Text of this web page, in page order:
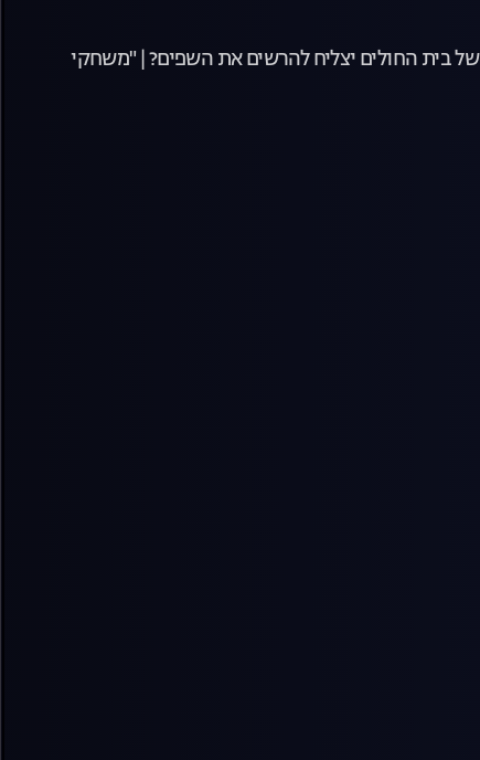
בית החולים יצליח להרשים את השפים? | "משחקי